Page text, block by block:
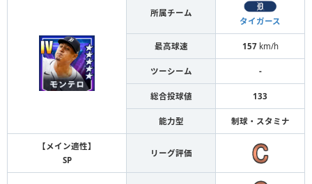
所属チーム
タイガース
最高球速 157km/h
ツーシーム -
総合投球値 133
能力型 制球・スタミナ
【メイン適性】
SP
リーグ評価